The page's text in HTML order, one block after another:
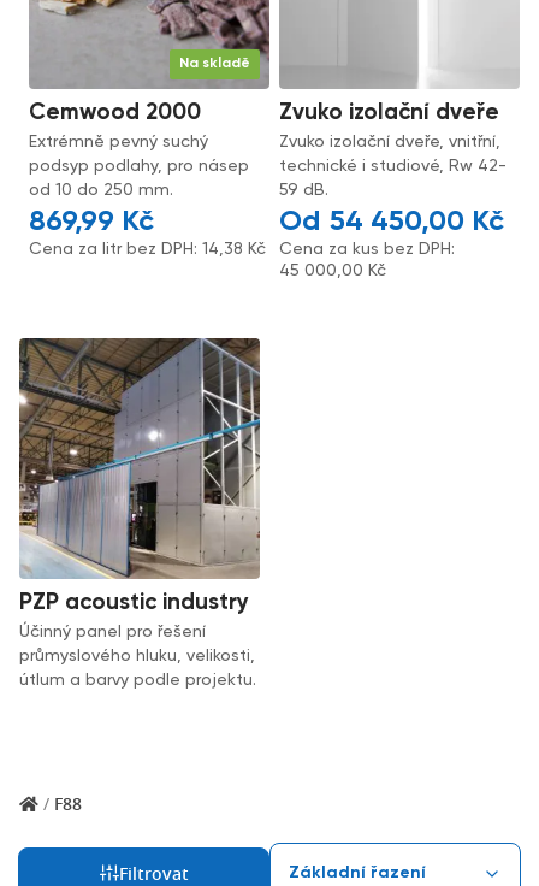
Na skladě
Cemwood 2000
Extrémně pevný suchý
podsyp podlahy, pro násep
od 10 do 250 mm.
869,99 Kč
Cena za litr bez DPH:14,38 Kč
Zvuko izolační dveře
Zvuko izolační dveře, vnitřní,
technické i studiové, Rw 42-
59 dB.
54 450,00 Kč
Cena za kus bez DPH:
45 000,00 Kč
PZP acoustic industry
Účinný panel pro řešení
průmyslového hluku, velikosti,
útlum a barvy podle projektu.
/ F88
Filtrovat